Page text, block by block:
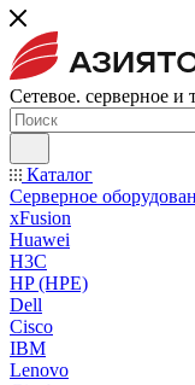
Сетевое. серверное
Каталог
Серверное
xFusion
Huawei
H3C
HP (HPE)
Dell
Cisco
IBM
Lenovo